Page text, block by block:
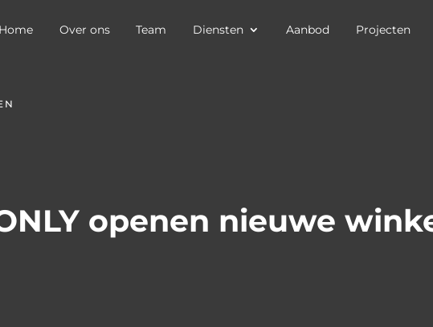
Home Over ons Team Diensten Aanbod Projecten
openen nieuwe